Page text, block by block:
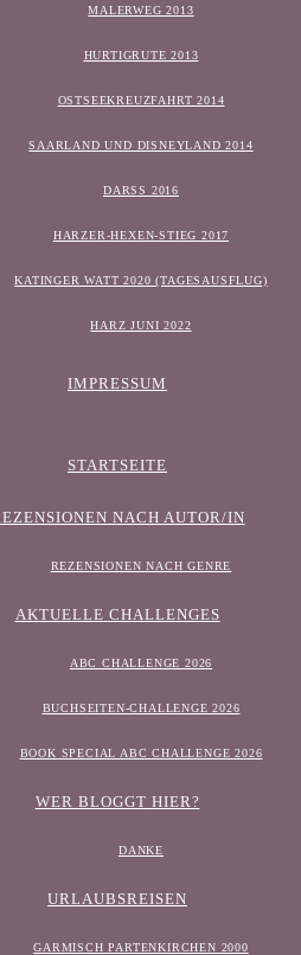
MALERWEG 2013
HURTIGRUTE 2013
OSTSEEKREUZFAHRT 2014
SAARLAND UND DISNEYLAND 2014
DARSS 2016
HARZER-HEXEN-STIEG 2017
KATINGER WATT 2020 (TAGESAUSFLUG)
HARZ JUNI 2022
IMPRESSUM
STARTSEITE
NACH AUTOR/IN
REZENSIONEN NACH GENRE
AKTUELLE CHALLENGES
ABC CHALLENGE 2026
BUCHSEITEN-CHALLENGE 2026
BOOK SPECIAL ABC CHALLENGE 2026
WER BLOGGT HIER?
DANKE
URLAUBSREISEN
GARMISCH PARTENKIRCHEN 2000